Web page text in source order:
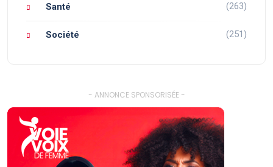
Santé (263)
Société (251)
- ANNONCE SPONSORISÉE -